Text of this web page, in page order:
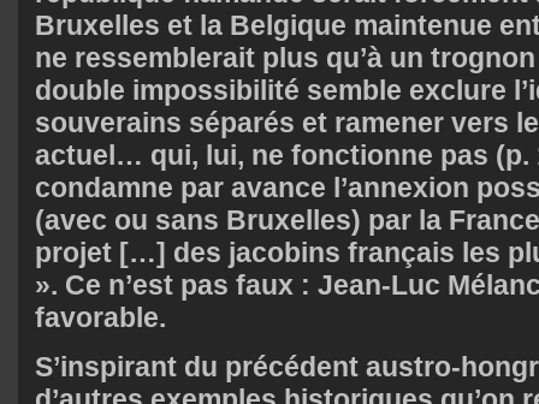
Bruxelles et la Belgique maintenue
ne ressemblerait plus qu’à un trognon
double impossibilité semble exclure
souverains séparés et ramener vers
actuel… qui, lui, ne fonctionne pas (p.
condamne par avance l’annexion
(avec ou sans Bruxelles) par la
projet […] des jacobins français les
». Ce n’est pas faux : Jean-Luc
favorable.
S’inspirant du précédent austro-